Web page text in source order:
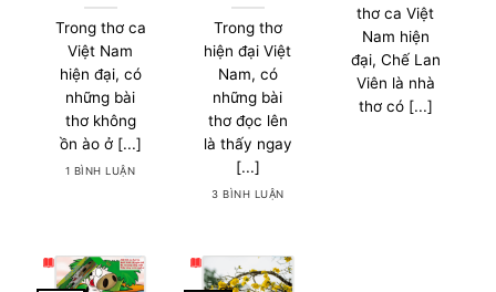
Trong thơ ca
Việt Nam
hiện đại, có
những bài
thơ không
ồn ào ở [...]
1 BÌNH LUẬN
Trong thơ
hiện đại Việt
Nam, có
những bài
thơ đọc lên
là thấy ngay
[...]
3 BÌNH LUẬN
thơ ca Việt
Nam hiện
đại, Chế Lan
Viên là nhà
thơ có [...]